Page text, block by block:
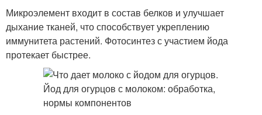
Микроэлемент входит в состав белков и улучшает
дыхание тканей, что способствует укреплению
иммунитета растений. Фотосинтез с участием йода
протекает быстрее.